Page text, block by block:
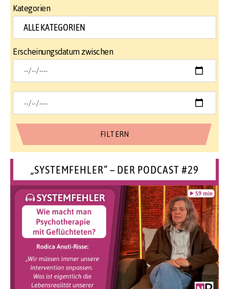
Kategorien
Erscheinungsdatum zwischen
„SYSTEMFEHLER“ – DER PODCAST #29